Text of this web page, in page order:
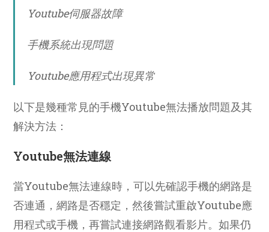
Youtube伺服器故障
手機系統出現問題
Youtube應用程式出現異常
以下是幾種常見的手機Youtube無法播放問題及其
解決方法：
Youtube無法連線
當Youtube無法連線時，可以先確認手機的網路是
否連通，網路是否穩定，然後嘗試重啟Youtube應
用程式或手機，再嘗試連接網路觀看影片。如果仍